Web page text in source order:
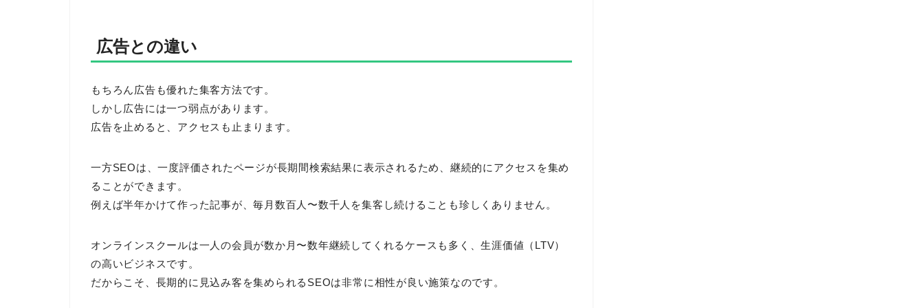
広告との違い
もちろん広告も優れた集客方法です。
しかし広告には一つ弱点があります。
広告を止めると、アクセスも止まります。
一方SEOは、一度評価されたページが長期間検索結果に表示されるため、継続的にアクセスを集め
ることができます。
例えば半年かけて作った記事が、毎月数百人〜数千人を集客し続けることも珍しくありません。
オンラインスクールは一人の会員が数か月〜数年継続してくれるケースも多く、生涯価値（LTV）
の高いビジネスです。
だからこそ、長期的に見込み客を集められるSEOは非常に相性が良い施策なのです。